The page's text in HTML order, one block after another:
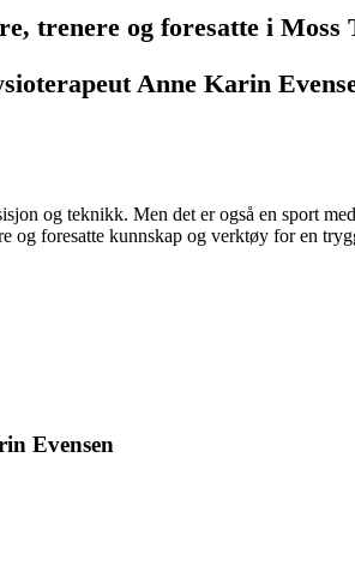
trenere og foresatte i Moss
Anne Karin
og teknikk. Men det er også en sport
og foresatte kunnskap og verktøy for en
Evensen